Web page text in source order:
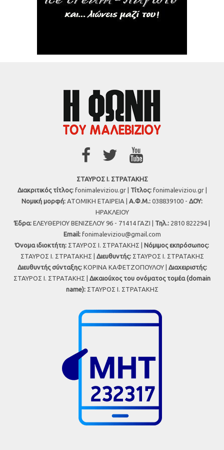
ΣΤΑΥΡΟΣ Ι. ΣΤΡΑΤΑΚΗΣ
Διακριτικός τίτλος:fonimaleviziou.gr | Τίτλος:fonimaleviziou.gr |
Νομική μορφή: ΑΤΟΜΙΚΗ ΕΤΑΙΡΕΙΑ | Α.Φ.Μ.: 038839100 - ΔΟΥ:
ΗΡΑΚΛΕΙΟΥ
Έδρα: ΕΛΕΥΘΕΡΙΟΥ ΒΕΝΙΖΕΛΟΥ 96 - 71414 ΓΑΖΙ | Τηλ.: 2810 822294 |
Εmail: fonimaleviziou@gmail.com
Όνομα ιδιοκτήτη: ΣΤΑΥΡΟΣ Ι. ΣΤΡΑΤΑΚΗΣ | Νόμιμος εκπρόσωπος:
ΣΤΑΥΡΟΣ Ι. ΣΤΡΑΤΑΚΗΣ | Διευθυντής:ΣΤΑΥΡΟΣ Ι. ΣΤΡΑΤΑΚΗΣ
Διευθυντής σύνταξης:ΚΟΡΙΝΑ ΚΑΦΕΤΖΟΠΟΥΛΟΥ | Διαχειριστής:
ΣΤΑΥΡΟΣ Ι. ΣΤΡΑΤΑΚΗΣ | Δικαιούχος του ονόματος τομέα (domain
name):ΣΤΑΥΡΟΣ Ι. ΣΤΡΑΤΑΚΗΣ